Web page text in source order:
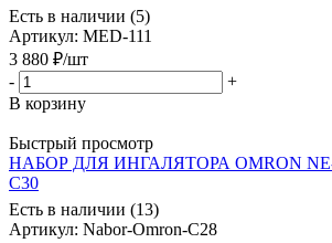
Есть в наличии (5)
Артикул: MED-111
3 880 ₽/шт
-
+
В корзину
Быстрый просмотр
НАБОР ДЛЯ ИНГАЛЯТОРА OMRON NE-
C30
Есть в наличии (13)
Артикул: Nabor-Omron-C28